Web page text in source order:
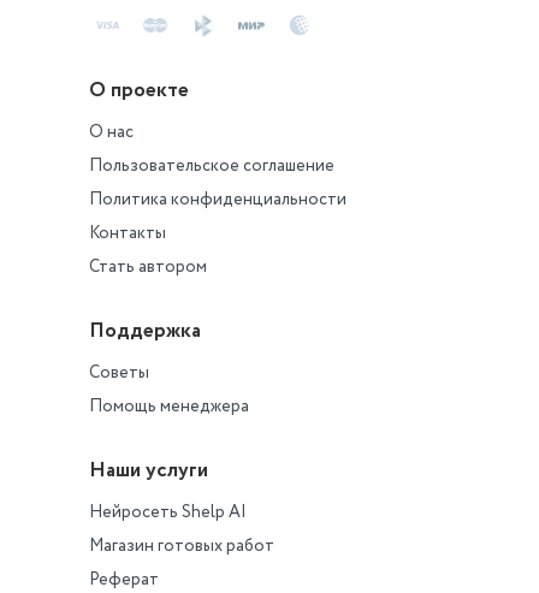
О проекте
О нас
Пользовательское соглашение
Политика конфиденциальности
Контакты
Стать автором
Поддержка
Советы
Помощь менеджера
Наши услуги
Нейросеть Shelp AI
Магазин готовых работ
Реферат